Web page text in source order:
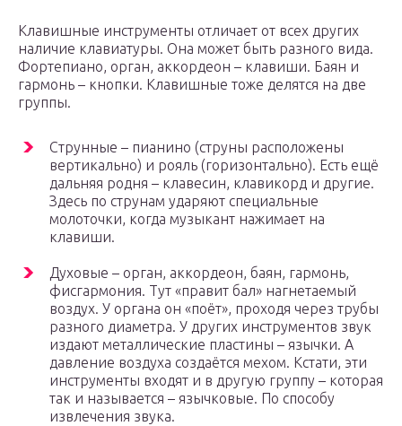
Клавишные инструменты отличает от всех других
наличие клавиатуры. Она может быть разного вида.
Фортепиано, орган, аккордеон – клавиши. Баян и
гармонь – кнопки. Клавишные тоже делятся на две
группы.
Струнные – пианино (струны расположены
вертикально) и рояль (горизонтально). Есть ещё
дальняя родня – клавесин, клавикорд и другие.
Здесь по струнам ударяют специальные
молоточки, когда музыкант нажимает на
клавиши.
Духовые – орган, аккордеон, баян, гармонь,
фисгармония. Тут «правит бал» нагнетаемый
воздух. У органа он «поёт», проходя через трубы
разного диаметра. У других инструментов звук
издают металлические пластины – язычки. А
давление воздуха создаётся мехом. Кстати, эти
инструменты входят и в другую группу – которая
так и называется – язычковые. По способу
извлечения звука.